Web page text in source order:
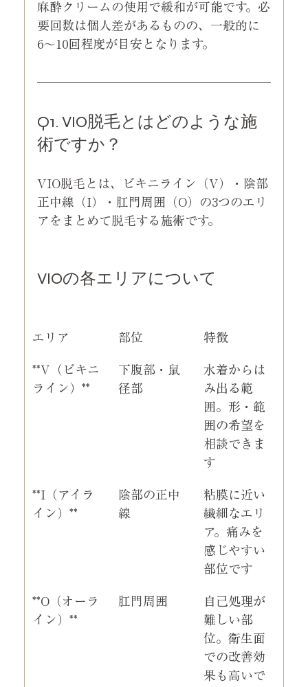
麻酔クリームの使用で緩和が可能です。必
要回数は個人差があるものの、一般的に
6〜10回程度が目安となります。
Q1. VIO脱毛とはどのような施
術ですか？
VIO脱毛とは、ビキニライン（V）・陰部
正中線（I）・肛門周囲（O）の3つのエリ
アをまとめて脱毛する施術です。
VIOの各エリアについて
エリア 部位 特徴
**V（ビキニ
ライン）**
下腹部・鼠
径部
水着からは
み出る範
囲。形・範
囲の希望を
相談できま
す
**I（アイラ
イン）**
陰部の正中
線
粘膜に近い
繊細なエリ
ア。痛みを
感じやすい
部位です
**O（オーラ
イン）**
肛門周囲
自己処理が
難しい部
位。衛生面
での改善効
果も高いで